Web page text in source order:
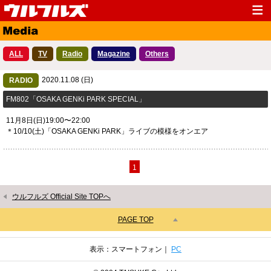
Top
Media Live
Profile
Fanclub
Contact Link
ALL TV Radio Magazine Others
RADIO 2020.11.08 (日)
​FM802「OSAKA GENKi PARK SPECIAL」
11月8日(日)19:00〜22:00
＊10/10(土)「OSAKA GENKi PARK」ライブの模様をオンエア
1
ウルフルズ Official Site TOPへ
PAGE TOP
表示：スマートフォン｜ PC